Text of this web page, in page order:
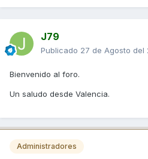
J79
Publicado 27 de Agosto del
Bienvenido al foro.
Un saludo desde Valencia.
Administradores